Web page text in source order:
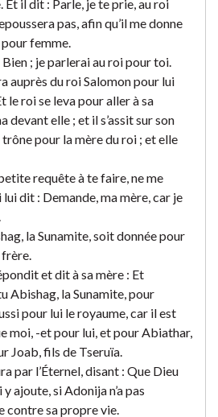
Et il dit : Parle, je te prie, au roi
pas, afin qu’il me donne
femme.
; je parlerai au roi pour toi.
auprès du roi Salomon pour lui
le roi se leva pour aller à sa
devant elle ; et il s’assit sur son
pour la mère du roi ; et elle
requête à te faire, ne me
dit : Demande, ma mère, car je
la Sunamite, soit donnée pour
et dit à sa mère : Et
Abishag, la Sunamite, pour
pour lui le royaume, car il est
moi, -et pour lui, et pour Abiathar,
Joab, fils de Tseruïa.
par l’Éternel, disant : Que Dieu
ajoute, si Adonija n’a pas
contre sa propre vie.